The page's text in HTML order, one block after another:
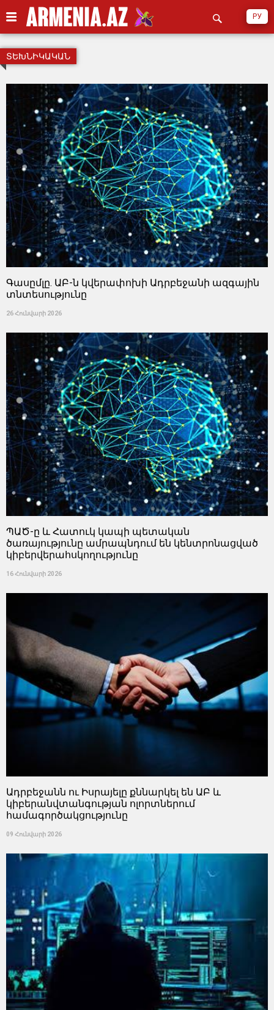
РУ
ՏԵԽՆԻԿԱԿԱՆ
Գասըմլը. ԱԲ-ն կվերափոխի Ադրբեջանի ազգային
տնտեսությունը
26 Հունվարի 2026
ՊԱԾ-ը և Հատուկ կապի պետական ​​
ծառայությունը ամրապնդում են կենտրոնացված
կիբերվերահսկողությունը
16 Հունվարի 2026
Ադրբեջանն ու Իսրայելը քննարկել են ԱԲ և
կիբերանվտանգության ոլորտներում
համագործակցությունը
09 Հունվարի 2026